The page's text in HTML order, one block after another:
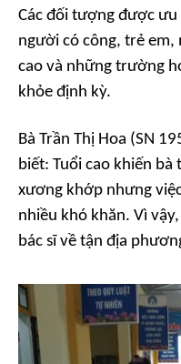
Các đối tượng được
người có công, trẻ
cao và những trường
khỏe định kỳ.
Bà Trần Thị Hoa (SN
biết: Tuổi cao khiến
xương khớp nhưng
nhiều khó khăn. Vì
bác sĩ về tận địa